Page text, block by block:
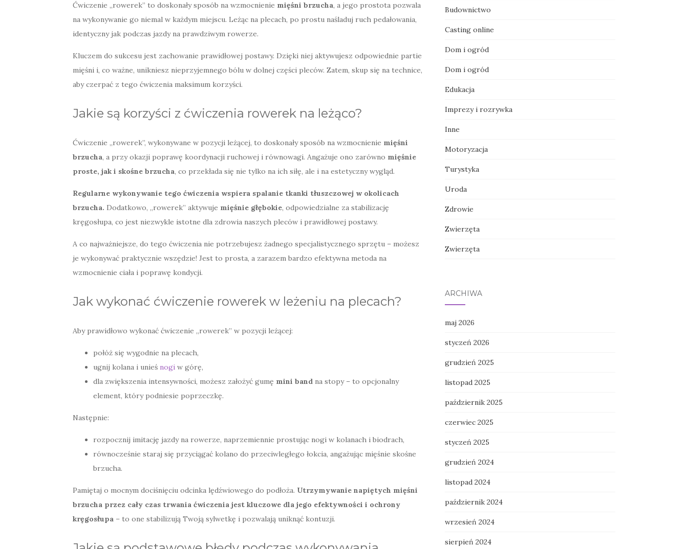
Ćwiczenie „rowerek” to doskonały sposób na wzmocnienie mięśni brzucha, a jego prostota pozwala
na wykonywanie go niemal w każdym miejscu. Leżąc na plecach, po prostu naśladuj ruch pedałowania,
identyczny jak podczas jazdy na prawdziwym rowerze.
Kluczem do sukcesu jest zachowanie prawidłowej postawy. Dzięki niej aktywujesz odpowiednie partie
mięśni i, co ważne, unikniesz nieprzyjemnego bólu w dolnej części pleców. Zatem, skup się na technice,
aby czerpać z tego ćwiczenia maksimum korzyści.
Jakie są korzyści z ćwiczenia rowerek na leżąco?
Ćwiczenie „rowerek”, wykonywane w pozycji leżącej, to doskonały sposób na wzmocnienie mięśni
brzucha, a przy okazji poprawę koordynacji ruchowej i równowagi. Angażuje ono zarówno mięśnie
proste, jak i skośne brzucha, co przekłada się nie tylko na ich siłę, ale i na estetyczny wygląd.
Regularne wykonywanie tego ćwiczenia wspiera spalanie tkanki tłuszczowej w okolicach
brzucha. Dodatkowo, „rowerek” aktywuje mięśnie głębokie, odpowiedzialne za stabilizację
kręgosłupa, co jest niezwykle istotne dla zdrowia naszych pleców i prawidłowej postawy.
A co najważniejsze, do tego ćwiczenia nie potrzebujesz żadnego specjalistycznego sprzętu – możesz
je wykonywać praktycznie wszędzie! Jest to prosta, a zarazem bardzo efektywna metoda na
wzmocnienie ciała i poprawę kondycji.
Jak wykonać ćwiczenie rowerek w leżeniu na plecach?
Aby prawidłowo wykonać ćwiczenie „rowerek” w pozycji leżącej:
połóż się wygodnie na plecach,
ugnij kolana i unieś nogi w górę,
dla zwiększenia intensywności, możesz założyć gumę mini band na stopy – to opcjonalny
element, który podniesie poprzeczkę.
Następnie:
rozpocznij imitację jazdy na rowerze, naprzemiennie prostując nogi w kolanach i biodrach,
równocześnie staraj się przyciągać kolano do przeciwległego łokcia, angażując mięśnie skośne
brzucha.
Pamiętaj o mocnym dociśnięciu odcinka lędźwiowego do podłoża. Utrzymywanie napiętych mięśni
brzucha przez cały czas trwania ćwiczenia jest kluczowe dla jego efektywności i ochrony
kręgosłupa – to one stabilizują Twoją sylwetkę i pozwalają uniknąć kontuzji.
Budownictwo
Casting online
Dom i ogród
Dom i ogród
Edukacja
Imprezy i rozrywka
Inne
Motoryzacja
Turystyka
Uroda
Zdrowie
Zwierzęta
Zwierzęta
ARCHIWA
maj 2026
styczeń 2026
grudzień 2025
listopad 2025
październik 2025
czerwiec 2025
styczeń 2025
grudzień 2024
listopad 2024
październik 2024
wrzesień 2024
sierpień 2024